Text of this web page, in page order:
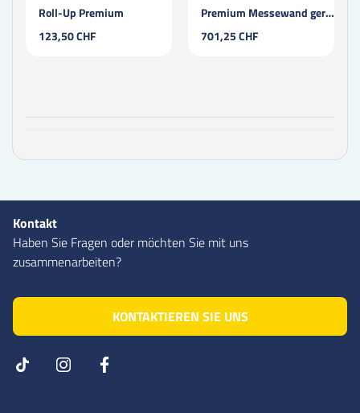
Roll-Up Premium
123,50 CHF
Premium Messewand gerade S
701,25 CHF
Kontakt
Haben Sie Fragen oder möchten Sie mit uns
zusammenarbeiten?
KONTAKTIEREN SIE UNS